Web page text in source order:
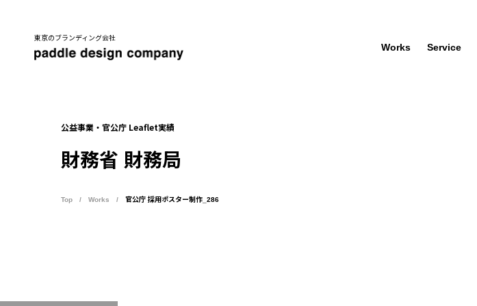
東京のブランディング会社
Works Service
公益事業・官公庁 Leaflet実績
財務省 財務局
Top Works 官公庁 採用ポスター制作_286